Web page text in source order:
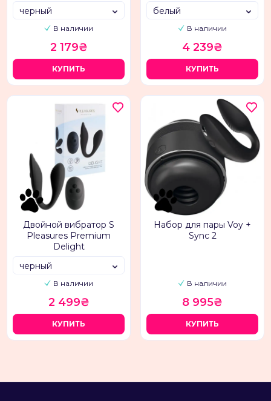
В наличии
черный
2 179₴
КУПИТЬ
В наличии
белый
4 239₴
КУПИТЬ
Двойной вибратор S
Pleasures Premium
Delight
В наличии
черный
2 499₴
КУПИТЬ
Набор для пары Voy +
Sync 2
В наличии
8 995₴
КУПИТЬ